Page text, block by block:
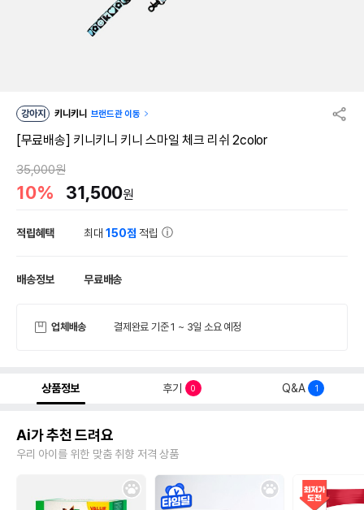
강아지 키니키니 브랜드관 이동
[무료배송] 키니키니 키니 스마일 체크 리쉬 2color
35,000원
10% 31,500원
적립혜택 최대150점 적립
배송정보 무료배송
업체배송 결제완료 기준 1 ~ 3일 소요 예정
상품정보 후기 0 Q&A 1
Ai가 추천 드려요
우리 아이를 위한 맞춤 취향 저격 상품